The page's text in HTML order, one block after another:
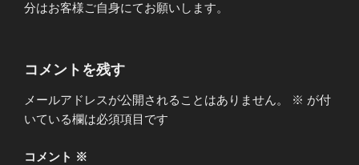
分はお客様ご自身にてお願いします。
コメントを残す
メールアドレスが公開されることはありません。 ※ が付
いている欄は必須項目です
コメント ※